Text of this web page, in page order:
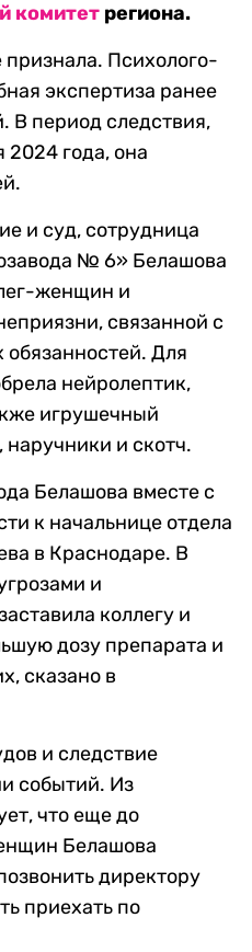
комитет региона.
Психолого-
экспертиза ранее
В период следствия,
2024 года, она
и суд, сотрудница
№ 6» Белашова
женщин и
связанной с
Для
нейролептик,
игрушечный
наручники и скотч.
Белашова вместе с
к начальнице отдела
в Краснодаре. В
и
коллегу и
дозу препарата и
сказано в
и следствие
событий. Из
что еще до
Белашова
директору
приехать по